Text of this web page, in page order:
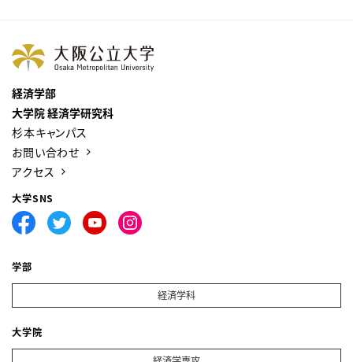
経済学部
大学院 経済学研究科
杉本キャンパス
お問い合わせ
アクセス
大学SNS
学部
経済学科
大学院